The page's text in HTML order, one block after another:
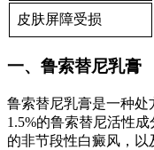
皮肤屏障受损
一、鲁索替尼乳膏
鲁索替尼乳膏是一种
1.5%的鲁索替尼活性
的非节段性白癜风，以